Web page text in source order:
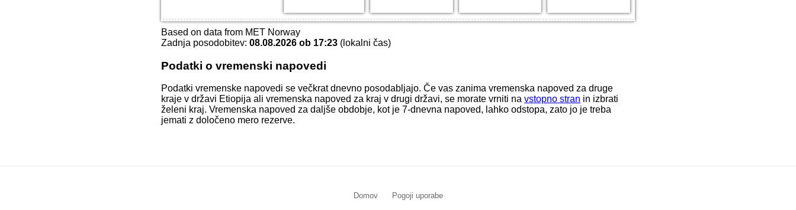
Based on data from MET Norway
Zadnja posodobitev: 08.08.2026 ob 17:23 (lokalni čas)
Podatki o vremenski napovedi
Podatki vremenske napovedi se večkrat dnevno posodabljajo. Če vas zanima vremenska napoved za druge
kraje v državi Etiopija ali vremenska napoved za kraj v drugi državi, se morate vrniti na vstopno stran in izbrati
želeni kraj. Vremenska napoved za daljše obdobje, kot je 7-dnevna napoved, lahko odstopa, zato jo je treba
jemati z določeno mero rezerve.
Domov Pogoji uporabe